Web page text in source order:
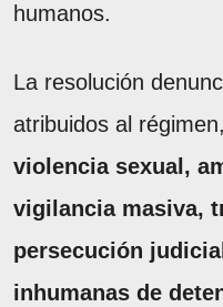
humanos.
La resolución
atribuidos al
violencia sexual,
vigilancia masiva,
persecución
inhumanas de